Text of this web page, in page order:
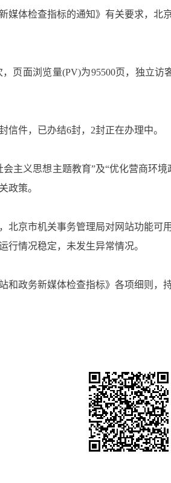
媒体检查指标的通知》有关要求，
页面浏览量(PV)为95500页，独立
信件，已办结6封，2封正在办理中。
主义思想主题教育”及“优化营商环
政策。
北京市机关事务管理局对网站功能
行情况稳定，未发生异常情况。
政务新媒体检查指标》各项细则，